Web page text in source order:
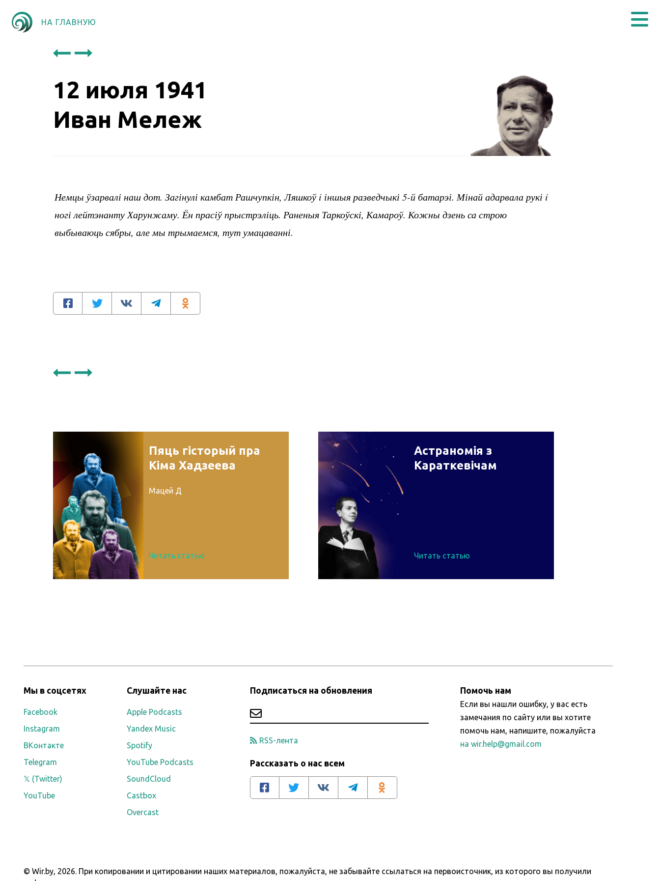
НА ГЛАВНУЮ
12 июля 1941
Иван Мележ
Немцы ўзарвалі наш дот. Загінулі камбат Рашчупкін, Ляшкоў i іншыя разведчыкі 5-й батарэі. Мінай адарвала рукі i
ногі лейтэнанту Харунжаму. Ён прасіў прыстрэліць. Раненыя Таркоўскі, Камароў. Кожны дзень са строю
выбываюць сябры, але мы трымаемся, тут умацаванні.
Пяць гісторый пра
Кіма Хадзеева
Мацей Д
Читать статью
Астраномія з
Караткевічам
Читать статью
Мы в соцсетях
Facebook
Instagram
ВКонтакте
Telegram
𝕏 (Twitter)
YouTube
Слушайте нас
Apple Podcasts
Yandex Music
Spotify
YouTube Podcasts
SoundCloud
Castbox
Overcast
Подписаться на обновления
RSS-лента
Рассказать о нас всем
Помочь нам
Если вы нашли ошибку, у вас есть
замечания по сайту или вы хотите
помочь нам, напишите, пожалуйста
на wir.help@gmail.com
© Wir.by, 2026. При копировании и цитировании наших материалов, пожалуйста, не забывайте ссылаться на первоисточник, из которого вы получили